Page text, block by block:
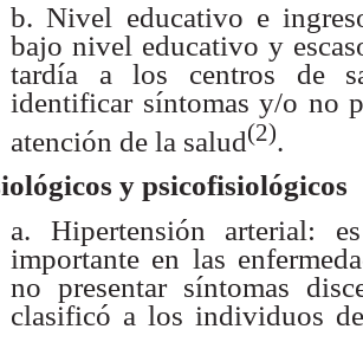
b. Nivel educativo e
bajo nivel educativo y
tardía a los centros de
identificar síntomas y/o no
atención de la salud(2).
y psicofisiológicos
a. Hipertensión arterial:
importante en las
no presentar síntomas
clasificó a los individuos